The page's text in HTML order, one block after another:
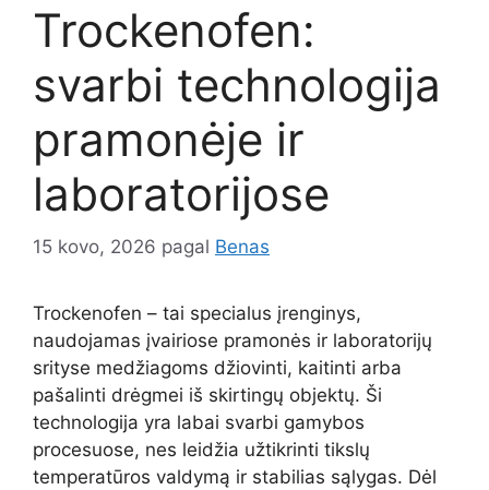
Trockenofen:
svarbi technologija
pramonėje ir
laboratorijose
15 kovo, 2026 pagal Benas
Trockenofen – tai specialus įrenginys,
naudojamas įvairiose pramonės ir laboratorijų
srityse medžiagoms džiovinti, kaitinti arba
pašalinti drėgmei iš skirtingų objektų. Ši
technologija yra labai svarbi gamybos
procesuose, nes leidžia užtikrinti tikslų
temperatūros valdymą ir stabilias sąlygas. Dėl